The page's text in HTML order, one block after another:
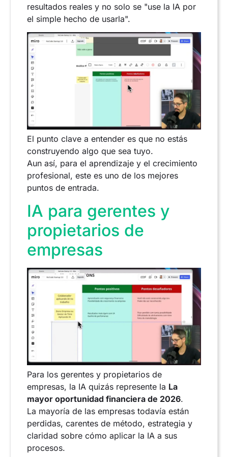
resultados reales y no solo se "use la IA por
el simple hecho de usarla".
El punto clave a entender es que no estás
construyendo algo que sea tuyo.
Aun así, para el aprendizaje y el crecimiento
profesional, este es uno de los mejores
puntos de entrada.
IA para gerentes y
propietarios de
empresas
Para los gerentes y propietarios de
empresas, la IA quizás represente la La
mayor oportunidad financiera de 2026.
La mayoría de las empresas todavía están
perdidas, carentes de método, estrategia y
claridad sobre cómo aplicar la IA a sus
procesos.